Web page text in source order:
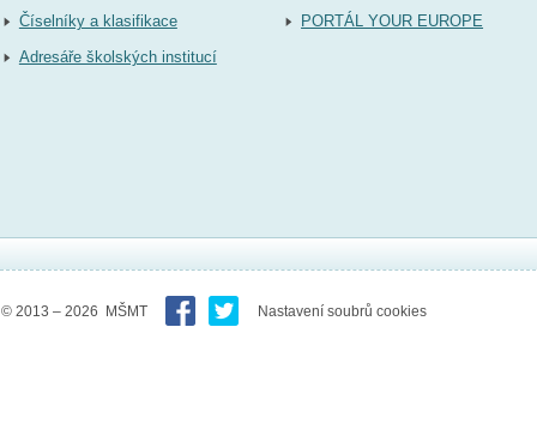
Číselníky a klasifikace
Adresáře školských institucí
PORTÁL YOUR EUROPE
© 2013 – 2026 MŠMT Nastavení soubrů cookies